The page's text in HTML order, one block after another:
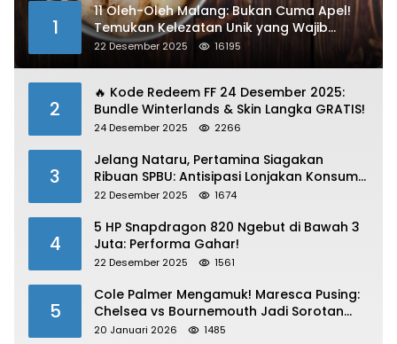
1
11 Oleh-Oleh Malang: Bukan Cuma Apel!
Temukan Kelezatan Unik yang Wajib
Dibawa
22 Desember 2025 16195
2
🔥 Kode Redeem FF 24 Desember 2025:
Bundle Winterlands & Skin Langka GRATIS!
24 Desember 2025 2266
3
Jelang Nataru, Pertamina Siagakan
Ribuan SPBU: Antisipasi Lonjakan Konsumsi
BBM dan LPG!
22 Desember 2025 1674
4
5 HP Snapdragon 820 Ngebut di Bawah 3
Juta: Performa Gahar!
22 Desember 2025 1561
5
Cole Palmer Mengamuk! Maresca Pusing:
Chelsea vs Bournemouth Jadi Sorotan
Utama
20 Januari 2026 1485